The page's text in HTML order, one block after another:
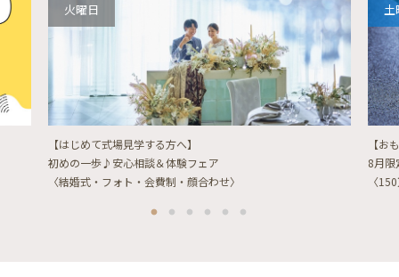
火曜日
【はじめて式場見学する方へ】
初めの一歩♪安心相談＆体験フェア
〈結婚式・フォト・会費制・顔合わせ〉
土
【お
8月限
〈